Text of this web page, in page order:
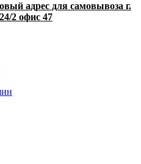
адрес для самовывоза г.
2 офис 47